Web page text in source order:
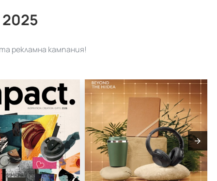
рекламна кампания!